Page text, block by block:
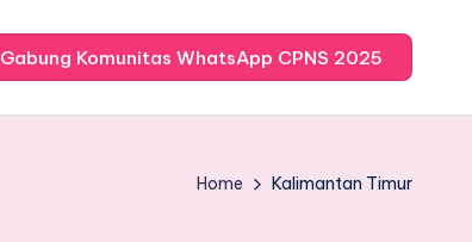
Gabung Komunitas WhatsApp CPNS 2025
Home Kalimantan Timur